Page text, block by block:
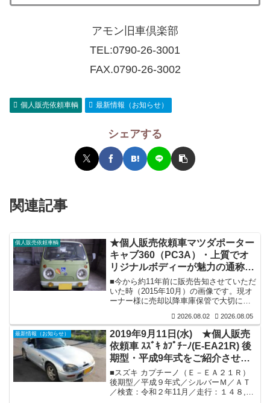
アモン旧車倶楽部
TEL:0790-26-3001
FAX.0790-26-3002
個人販売依頼車輌 最新情報（お知らせ）
シェアする
関連記事
個人販売依頼車輌
★個人販売依頼車マツダポーター
キャブ360（PC3A）・上質でオ
リジナルボディーが魅力の通称ガ
チャピンポーターをいかがです
か。
■今から約11年前に販売告知させていただ
いた時（2015年10月）の画像です。現オ
ーナー様に売却以降車庫保管で大切に維
の走行はたったの約700ｋｍ強となりま
す。 ⇩■マツダポーターキャブ
360（PC3A）通称ガチャピンポーター 2
スト／昭和50年式／ライトグリーン／4速
MT／検査：令和9年5月／走行：53,700ｋ
ｍ（実走行）。■装備：2オーナー車／新
車時塗装・未再生原型車／ボディーはフ
ルノーマル・オリジナル／機関良好（検
査取得時にブレー...
2026.08.02 2026.08.05
最新情報（お知らせ）
2019年9月11日(水) ★個人販売
依頼車 ｽｽﾞｷ ｶﾌﾟﾁｰﾉ(E-EA21R) 後
期型・平成9年式をご紹介させて
いただきます。
■スズキ カプチーノ（Ｅ－ＥＡ２１Ｒ）
後期型／平成９年式／シルバーＭ／ＡＴ
／検査：令和２年11月／走行：１４８,０